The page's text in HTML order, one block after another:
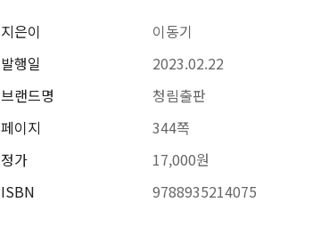
지은이
발행일
브랜드명
페이지
정가
ISBN
이동기
2023.02.22
청림출판
344쪽
17,000원
9788935214075